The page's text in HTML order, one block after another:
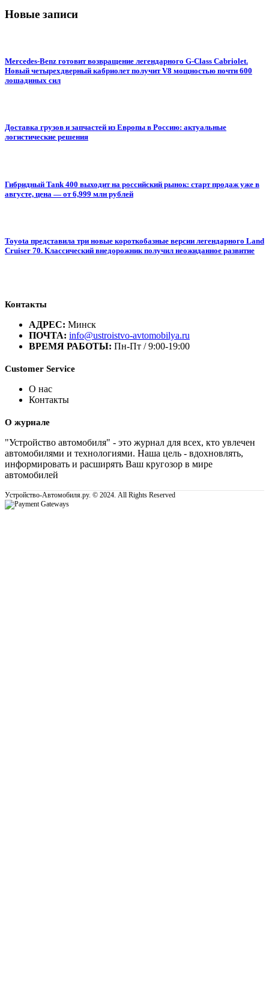
Новые записи
Mercedes-Benz готовит возвращение легендарного G-Class Cabriolet.
Новый четырехдверный кабриолет получит V8 мощностью почти 600
лошадиных сил
Доставка грузов и запчастей из Европы в Россию: актуальные
логистические решения
Гибридный Tank 400 выходит на российский рынок: старт продаж уже в
августе, цена — от 6,999 млн рублей
Toyota представила три новые короткобазные версии легендарного Land
Cruiser 70. Классический внедорожник получил неожиданное развитие
Контакты
АДРЕС: Минск
ПОЧТА: info@ustroistvo-avtomobilya.ru
ВРЕМЯ РАБОТЫ: Пн-Пт / 9:00-19:00
Customer Service
О нас
Контакты
О журнале
"Устройство автомобиля" - это журнал для всех, кто увлечен
автомобилями и технологиями. Наша цель - вдохновлять,
информировать и расширять Ваш кругозор в мире
автомобилей
Устройство-Автомобиля.ру. © 2024. All Rights Reserved